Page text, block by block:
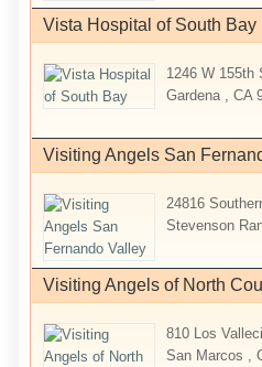
Vista Hospital of South Bay
1246 W 155th
Gardena , CA
Visiting Angels San
24816
Stevenson
Visiting Angels of North
810 Los
San Marcos ,